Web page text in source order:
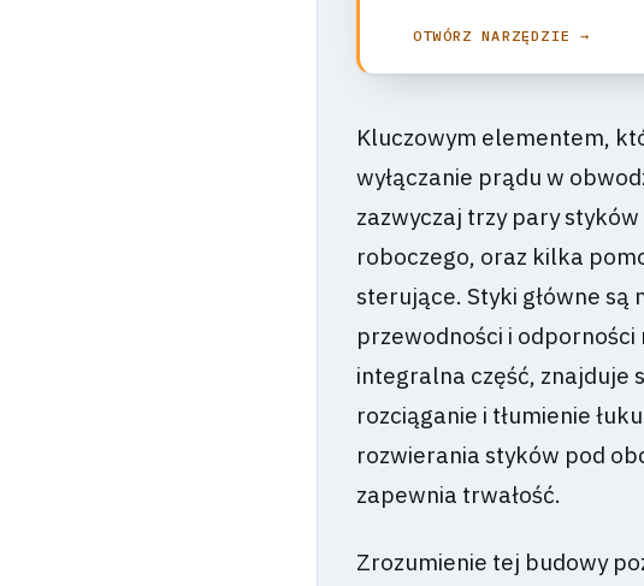
OTWÓRZ NARZĘDZIE →
Kluczowym elementem,
wyłączanie prądu w
zazwyczaj trzy pary
roboczego, oraz kilka
sterujące. Styki główne
przewodności i odporności
integralna część, znajduje
rozciąganie i tłumienie
rozwierania styków pod
zapewnia trwałość.
Zrozumienie tej budowy